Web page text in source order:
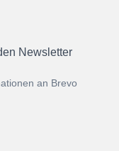
Newsletter
an Brevo